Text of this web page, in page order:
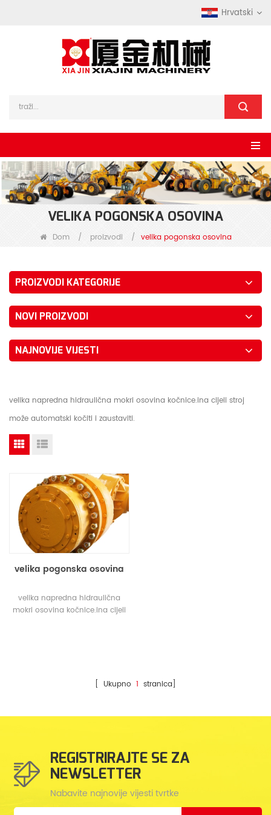
Hrvatski
VELIKA POGONSKA OSOVINA
Dom / proizvodi / velika pogonska osovina
PROIZVODI KATEGORIJE
NOVI PROIZVODI
NAJNOVIJE VIJESTI
velika napredna hidraulična mokri osovina kočnice.ina cijeli stroj
može automatski kočiti i zaustaviti.
velika pogonska osovina
velika napredna hidraulična
mokri osovina kočnice.ina cijeli
[ Ukupno 1 stranica]
REGISTRIRAJTE SE ZA
NEWSLETTER
Nabavite najnovije vijesti tvrtke